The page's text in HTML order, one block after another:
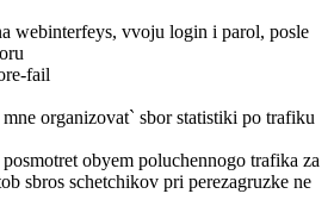
webinterfeys, vvoju login i parol, posle
fail
organizovat` sbor statistiki po trafiku
obyem poluchennogo trafika za
sbros schetchikov pri perezagruzke ne